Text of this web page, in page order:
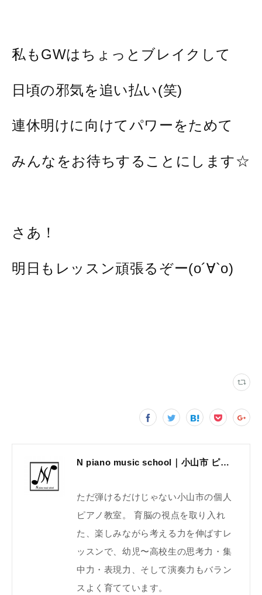
私もGWはちょっとブレイクして
日頃の邪気を追い払い(笑)
連休明けに向けてパワーをためて
みんなをお待ちすることにします☆
さあ！
明日もレッスン頑張るぞー(о´∀`о)
N piano music school｜小山市 ピアノ教室｜考える力・集中力を育てる個人レッスン｜2025年体験レッスン受付中
ただ弾けるだけじゃない小山市の個人
ピアノ教室。 育脳の視点を取り入れ
た、楽しみながら考える力を伸ばすレ
ッスンで、幼児〜高校生の思考力・集
中力・表現力、そして演奏力もバラン
スよく育てています。